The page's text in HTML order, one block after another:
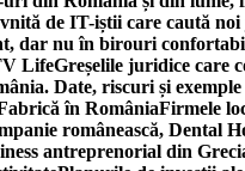
de IT-iștii care caută
dar nu în birouri
LifeGreșelile juridice care
Date, riscuri și exemple
în RomâniaFirmele
românească, Dental
antreprenorial din